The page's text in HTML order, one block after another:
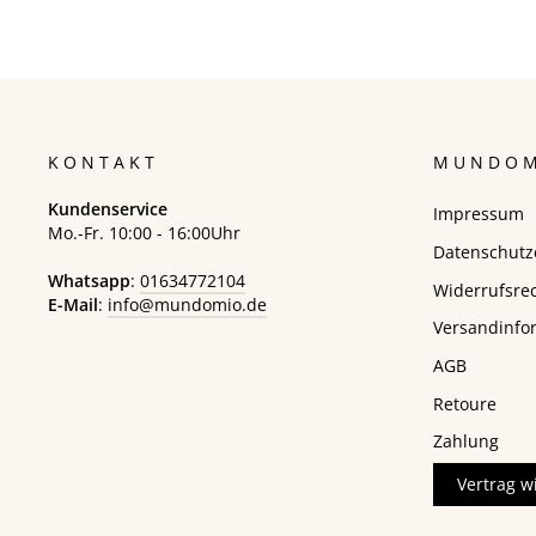
KONTAKT
Kundenservice
Mo.-Fr. 10:00 - 16:00Uhr
Whatsapp: 01634772104
E-Mail: info@mundomio.de
Impressum
AGB
Retoure
Zahlung
Vertrag